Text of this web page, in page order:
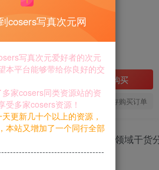
会员免费
立即购买
前未登录！建议登陆后购买，可保存购买订单
美容、健康、生活、旅行多领域干货
cosers写真次元网
写真次元爱好者的次元
本平台能够带给你良好的交
家cosers同类资源站的资
受多家cosers资源！
更新几十个以上的资源，
本站又增加了一个同行全部